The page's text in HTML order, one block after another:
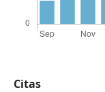
Citas